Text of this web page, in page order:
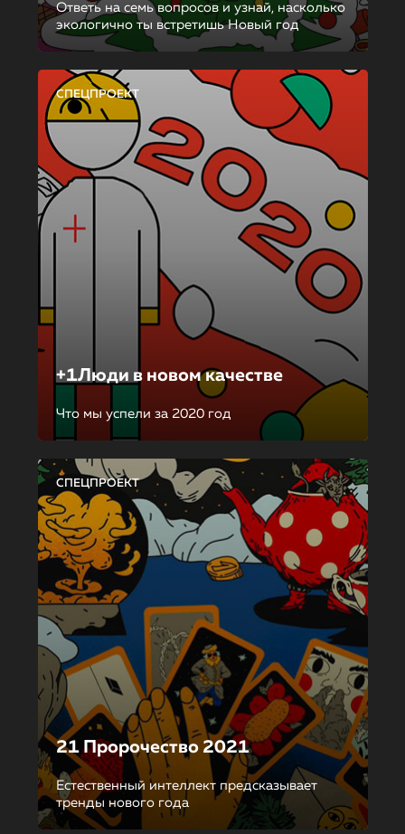
Ответь на семь вопросов и узнай, насколько
экологично ты встретишь Новый год
СПЕЦПРОЕКТ
+1Люди в новом качестве
Что мы успели за 2020 год
СПЕЦПРОЕКТ
21 Пророчество 2021
Естественный интеллект предсказывает
тренды нового года